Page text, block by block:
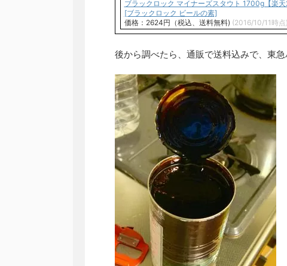
ブラックロック マイナーズスタウト 1700g【楽天
[ブラックロック ビールの素]
価格：2624円（税込、送料無料) (2016/10/11時点)
後から調べたら、通販で送料込みで、東